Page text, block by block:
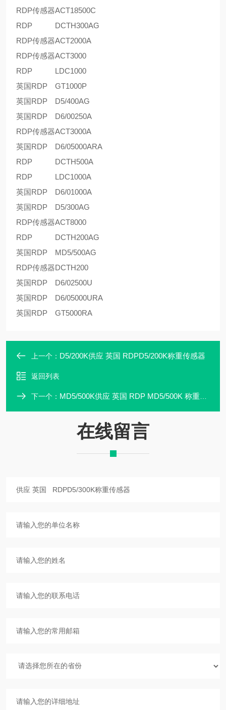
RDP传感器ACT18500C
RDP
DCTH300AG
RDP传感器ACT2000A
RDP传感器ACT3000
RDP
LDC1000
英国RDP
GT1000P
英国RDP
D5/400AG
英国RDP
D6/00250A
RDP传感器ACT3000A
英国RDP
D6/05000ARA
RDP
DCTH500A
RDP
LDC1000A
英国RDP
D6/01000A
英国RDP
D5/300AG
RDP传感器ACT8000
RDP
DCTH200AG
英国RDP
MD5/500AG
RDP传感器DCTH200
英国RDP
D6/02500U
英国RDP
D6/05000URA
英国RDP
GT5000RA
上一个： D5/200K供应 英国 RDPD5/200K称重传感器
返回列表
下一个： MD5/500K供应 英国 RDP MD5/500K 称重传感器
在线留言